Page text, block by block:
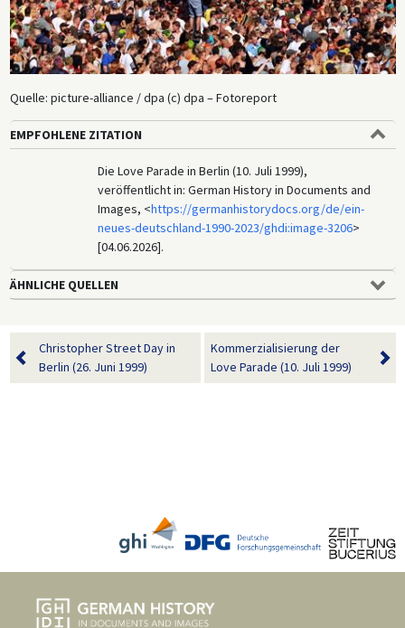
Quelle: picture-alliance / dpa (c) dpa – Fotoreport
EMPFOHLENE ZITATION
Die Love Parade in Berlin (10. Juli 1999),
veröffentlicht in: German History in Documents and
Images, <https://germanhistorydocs.org/de/ein-
neues-deutschland-1990-2023/ghdi:image-3206>
[04.06.2026].
ÄHNLICHE QUELLEN
Christopher Street Day in
Berlin (26. Juni 1999)
Kommerzialisierung der
Love Parade (10. Juli 1999)